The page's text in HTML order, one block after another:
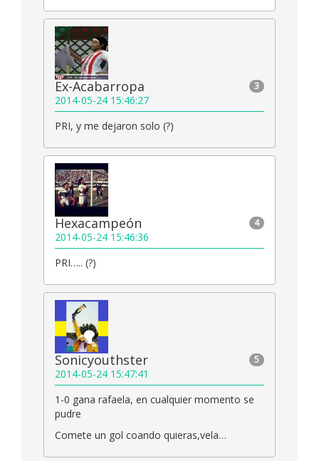
3
Ex-Acabarropa
2014-05-24 15:46:27
PRI, y me dejaron solo (?)
4
Hexacampeón
2014-05-24 15:46:36
PRI….. (?)
5
Sonicyouthster
2014-05-24 15:47:41
1-0 gana rafaela, en cualquier momento se
pudre
Comete un gol coando quieras,vela…